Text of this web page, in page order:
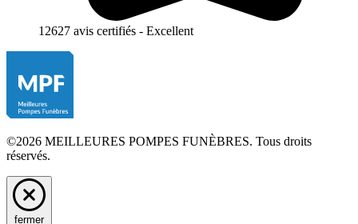
12627 avis certifiés - Excellent
©2026 MEILLEURES POMPES FUNÈBRES. Tous droits
réservés.
fermer